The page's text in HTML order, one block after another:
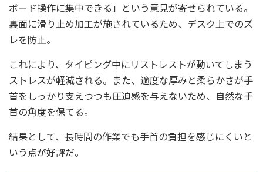
ボード操作に集中できる」という意見が寄せられている。
裏面に滑り止め加工が施されているため、デスク上でのズ
レを防止。
これにより、タイピング中にリストレストが動いてしまう
ストレスが軽減される。また、適度な厚みと柔らかさが手
首をしっかり支えつつも圧迫感を与えないため、自然な手
首の角度を保てる。
結果として、長時間の作業でも手首の負担を感じにくいと
いう点が好評だ。